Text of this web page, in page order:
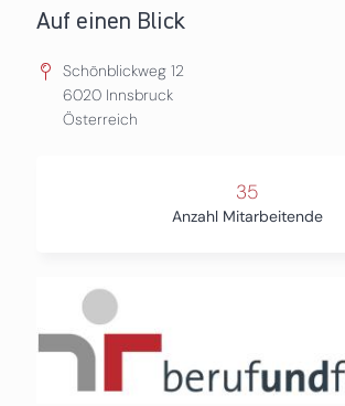
Auf einen Blick
Schönblickweg 12
6020 Innsbruck
Österreich
35
Anzahl Mitarbeitende